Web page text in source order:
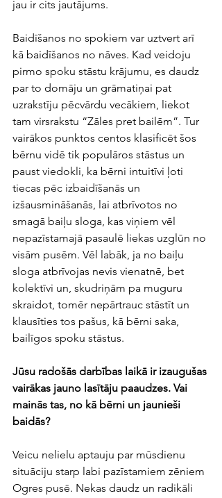
jau ir cits jautājums.
Baidīšanos no spokiem var uztvert arī
kā baidīšanos no nāves. Kad veidoju
pirmo spoku stāstu krājumu, es daudz
par to domāju un grāmatiņai pat
uzrakstīju pēcvārdu vecākiem, liekot
tam virsrakstu “Zāles pret bailēm”. Tur
vairākos punktos centos klasificēt šos
bērnu vidē tik populāros stāstus un
paust viedokli, ka bērni intuitīvi ļoti
tiecas pēc izbaidīšanās un
izšausmināšanās, lai atbrīvotos no
smagā baiļu sloga, kas viņiem vēl
nepazīstamajā pasaulē liekas uzglūn no
visām pusēm. Vēl labāk, ja no baiļu
sloga atbrīvojas nevis vienatnē, bet
kolektīvi un, skudriņām pa muguru
skraidot, tomēr nepārtrauc stāstīt un
klausīties tos pašus, kā bērni saka,
bailīgos spoku stāstus.
Jūsu radošās darbības laikā ir izaugušas
vairākas jauno lasītāju paaudzes. Vai
mainās tas, no kā bērni un jaunieši
baidās?
Veicu nelielu aptauju par mūsdienu
situāciju starp labi pazīstamiem zēniem
Ogres pusē. Nekas daudz un radikāli